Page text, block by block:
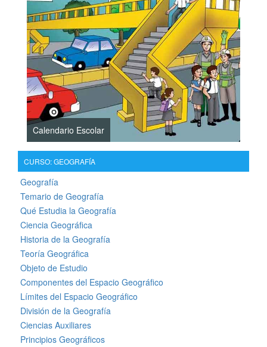
Calendario Escolar
CURSO: GEOGRAFÍA
Geografía
Temario de Geografía
Qué Estudia la Geografía
Ciencia Geográfica
Historia de la Geografía
Teoría Geográfica
Objeto de Estudio
Componentes del Espacio Geográfico
Límites del Espacio Geográfico
División de la Geografía
Ciencias Auxiliares
Principios Geográficos